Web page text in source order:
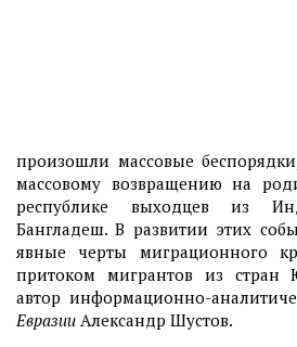
произошли массовые
массовому возвращению на
республике выходцев из
Бангладеш. В развитии этих
явные черты миграционного
притоком мигрантов из
автор информационно-
Евразии Александр Шустов.